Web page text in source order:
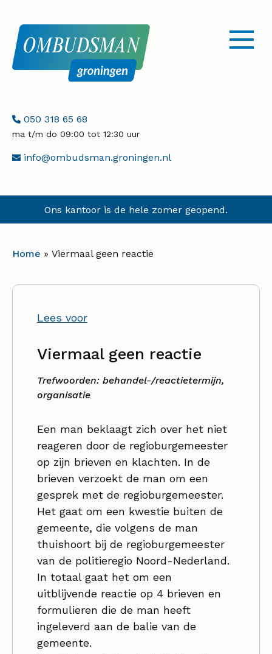
menu
openen
Telefoonnummer:
050 318 65 68
ma t/m do 09:00 tot 12:30 uur
E-info@ombudsman.groningen.nl
Ons kantoor is de hele zomer geopend.
Home » Viermaal geen reactie
Lees voor
Viermaal geen reactie
Trefwoorden: behandel-/reactietermijn,
organisatie
Een man beklaagt zich over het niet
reageren door de regioburgemeester
op zijn brieven en klachten. In de
brieven verzoekt de man om een
gesprek met de regioburgemeester.
Het gaat om een kwestie buiten de
gemeente, die volgens de man
thuishoort bij de regioburgemeester
van de politieregio Noord-Nederland.
In totaal gaat het om een
uitblijvende reactie op 4 brieven en
formulieren die de man heeft
ingeleverd aan de balie van de
gemeente.